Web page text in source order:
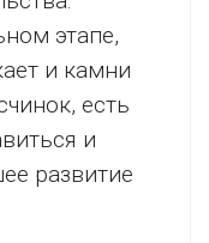
этапе,
и камни
есть
и
развитие